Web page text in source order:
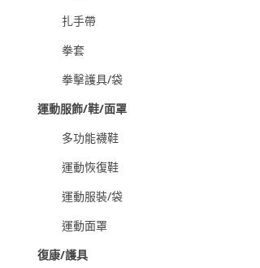
扎手帶
拳套
拳擊護具/袋
運動服飾/鞋/面罩
多功能襪鞋
運動恢復鞋
運動服裝/袋
運動面罩
復康/護具